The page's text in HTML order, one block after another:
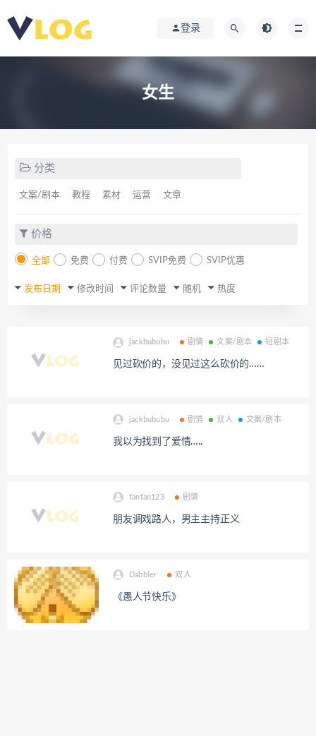
登录
女生
分类
文案/剧本 教程 素材 运营 文章
价格
全部 免费 付费 SVIP免费 SVIP优惠
发布日期 修改时间 评论数量 随机 热度
jackbububu 剧情 文案/剧本 短剧本
见过砍价的，没见过这么砍价的……
jackbububu 剧情 双人 文案/剧本
我以为找到了爱情…..
fanfan123 剧情
朋友调戏路人，男主主持正义
Dabbler 双人
《愚人节快乐》